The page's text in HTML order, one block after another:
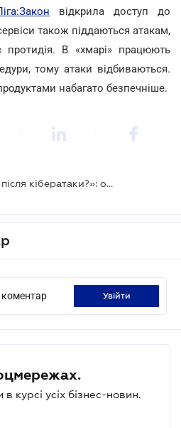
відкрила доступ до
також піддаються атакам,
В «хмарі» працюють
тому атаки відбиваються.
набагато безпечніше.
Круглий стіл «Чи є життя після кібератаки?»: оперативні коментарі
коментар увійти
курсі усіх бізнес-новин.